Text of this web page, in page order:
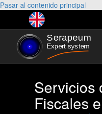
Pasar al contenido principal
Servicios
Fiscales